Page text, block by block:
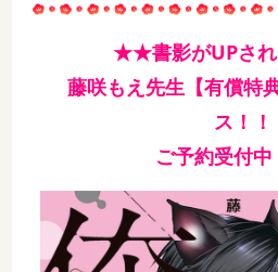
★★書影がUPさ
藤咲もえ先生【有償特
ス！！
ご予約受付中